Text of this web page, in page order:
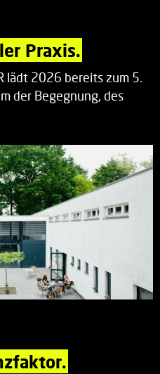
Praxis.
lädt 2026 bereits zum 5.
der Begegnung, des